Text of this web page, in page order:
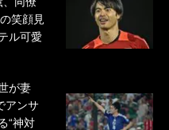
笑顔見
ル可愛
が妻
アンサ
“神対